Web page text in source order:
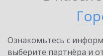
Ознакомьтесь с
выберите партнёра и